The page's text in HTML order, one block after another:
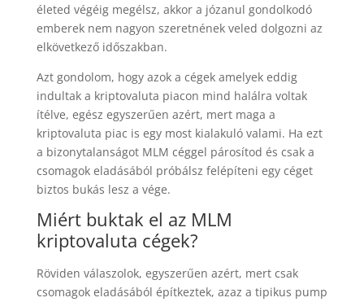
életed végéig megélsz, akkor a józanul gondolkodó
emberek nem nagyon szeretnének veled dolgozni az
elkövetkező időszakban.
Azt gondolom, hogy azok a cégek amelyek eddig
indultak a kriptovaluta piacon mind halálra voltak
ítélve, egész egyszerűen azért, mert maga a
kriptovaluta piac is egy most kialakuló valami. Ha ezt
a bizonytalanságot MLM céggel párosítod és csak a
csomagok eladásából próbálsz felépíteni egy céget
biztos bukás lesz a vége.
Miért buktak el az MLM
kriptovaluta cégek?
Röviden válaszolok, egyszerűen azért, mert csak
csomagok eladásából építkeztek, azaz a tipikus pump